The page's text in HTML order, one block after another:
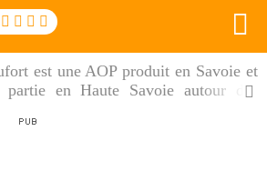
est une AOP produit en Savoie et
en Haute Savoie autour des